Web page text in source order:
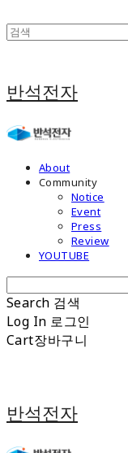
반석전자
About
Community
Notice
Event
Press
Review
YOUTUBE
Search 검색
Log In 로그인
Cart장바구니
반석전자